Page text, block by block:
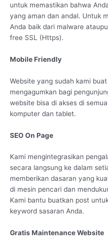
untuk memastikan bahwa
yang aman dan andal. Untuk
Anda baik dari malware
free SSL (Https).
Mobile Friendly
Website yang sudah kami
mengagumkan bagi
website bisa di akses di
komputer dan tablet.
SEO On Page
Kami mengintegrasikan
secara langsung ke dalam
memberikan dasaran yang
di mesin pencari dan
Kami bantu buatkan post
keyword sasaran Anda.
Gratis Maintenance Website